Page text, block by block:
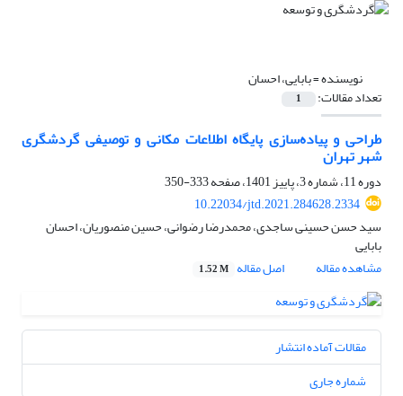
نویسنده =بابایی، احسان
تعداد مقالات: 1
طراحی و پیاده‌سازی پایگاه اطلاعات مکانی و توصیفی گردشگری
شهر تهران
دوره 11، شماره 3، پاییز 1401، صفحه
333-350
10.22034/jtd.2021.284628.2334
سید حسن حسینی ساجدی، محمدرضا رضوانی، حسین منصوریان، احسان
بابایی
مشاهده مقاله
اصل مقاله 1.52 M
مقالات آماده انتشار
شماره جاری